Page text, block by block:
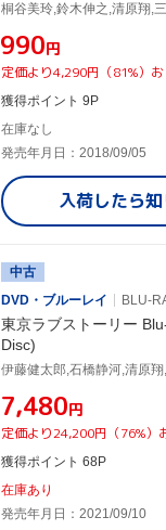
¥990円
定価より4,290円（81%）お
獲得ポイント 9P
在庫なし
発売年月日：2018/09/05
入荷したら
中古
DVD・ブルーレイ
BLU-
東京ラブストーリー
Disc)
¥7,480円
定価より24,200円（76%）
獲得ポイント 68P
在庫あり
発売年月日：2021/09/10